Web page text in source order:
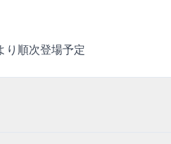
り順次登場予定